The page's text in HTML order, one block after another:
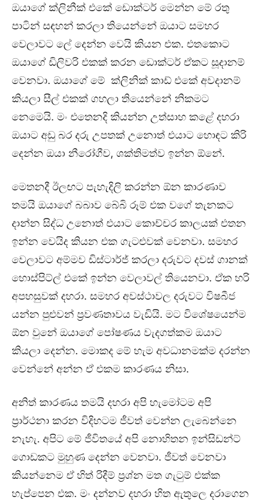
ඔයාගේ ක්ලිනීක් එකේ ඩොක්ටර් මෙන්න මේ රතු
පාටින් සඳහන් කරලා තියෙන්නේ ඔයාට සමහර
වෙලාවට ලේ දෙන්න වෙයි කියන එක. එතකොට
ඔයාගේ ඩිලිවරි එකක් කරන ඩොක්ටර් ඒකට සූදානම්
වෙනවා. ඔයාගේ මේ ක්ලිනික් කාඩ් එකේ අවදානම්
කියලා සීල් එකක් ගහලා තියෙන්නේ නිකමට
නෙමෙයි. මං එතෙනදි කියන්න උත්සාහ කළේ දහරා
ඔයාට අඩු බර දරු උපතක් උනොත් එයාට හොඳට කිරි
දෙන්න ඔයා නීරෝගීව, ශක්තිමත්ව ඉන්න ඕනේ.
මෙතනදී ඊලඟට පැහැදිලි කරන්න ඕන කාරණාව
තමයි ඔයාගේ බබාව බේබි රූම් එක වගේ තැනකට
දාන්න සිද්ධ උනොත් එයාට කොච්චර කාලයක් එතන
ඉන්න වෙයිද කියන එක ගැටළුවක් වෙනවා. සමහර
වෙලාවට අම්මව ඩිස්ටාර්ජ් කරලා දරුවට දවස් ගානක්
හොස්පිට්ල් එකේ ඉන්න වෙලාවල් තියෙනවා. ඒක හරි
අපහසුවක් දහරා. සමහර අවස්ථාවල දරුවට විෂබීජ
යන්න පුළුවන් ප්‍රවණතාවය වැඩියි. මට විශේෂයෙන්ම
ඕන වුනේ ඔයාගේ පෝෂණය වැදගත්කම ඔයාට
කියලා දෙන්න. මොකද මේ හැම අවධානමක්ම දරන්න
වෙන්නේ අන්න ඒ එකම කාරණය නිසා.
අනිත් කාරණය තමයි දහරා අපි හැමෝටම අපි
ප්‍රාර්ථනා කරන විදිහටම ජීවත් වෙන්න ලැබෙන්නෙ
නැහැ. අපිට මේ ජීවිතයේ අපි නොහිතන ඉන්සිඩන්ට්
ගොඩකට මුහුණ දෙන්න වෙනවා. ජීවත් වෙනවා
කියන්නෙම ඒ හිත් රිදීම් ප්‍රශ්න මත ගැටුම් එක්ක
හැප්පෙන එක. මං දන්නව දහරා හිත ඇතුලෙ දරාගෙන